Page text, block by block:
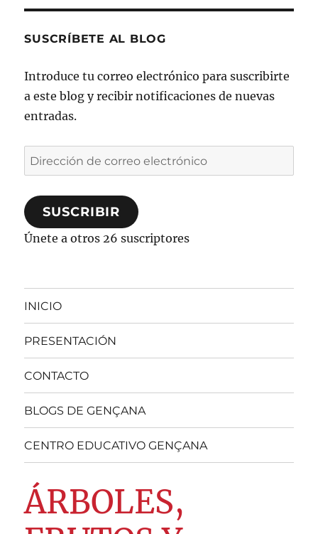
SUSCRÍBETE AL BLOG
Introduce tu correo electrónico para suscribirte
a este blog y recibir notificaciones de nuevas
entradas.
Dirección
de
correo
electrónico
SUSCRIBIR
Únete a otros 26 suscriptores
INICIO
PRESENTACIÓN
CONTACTO
BLOGS DE GENÇANA
CENTRO EDUCATIVO GENÇANA
ÁRBOLES,